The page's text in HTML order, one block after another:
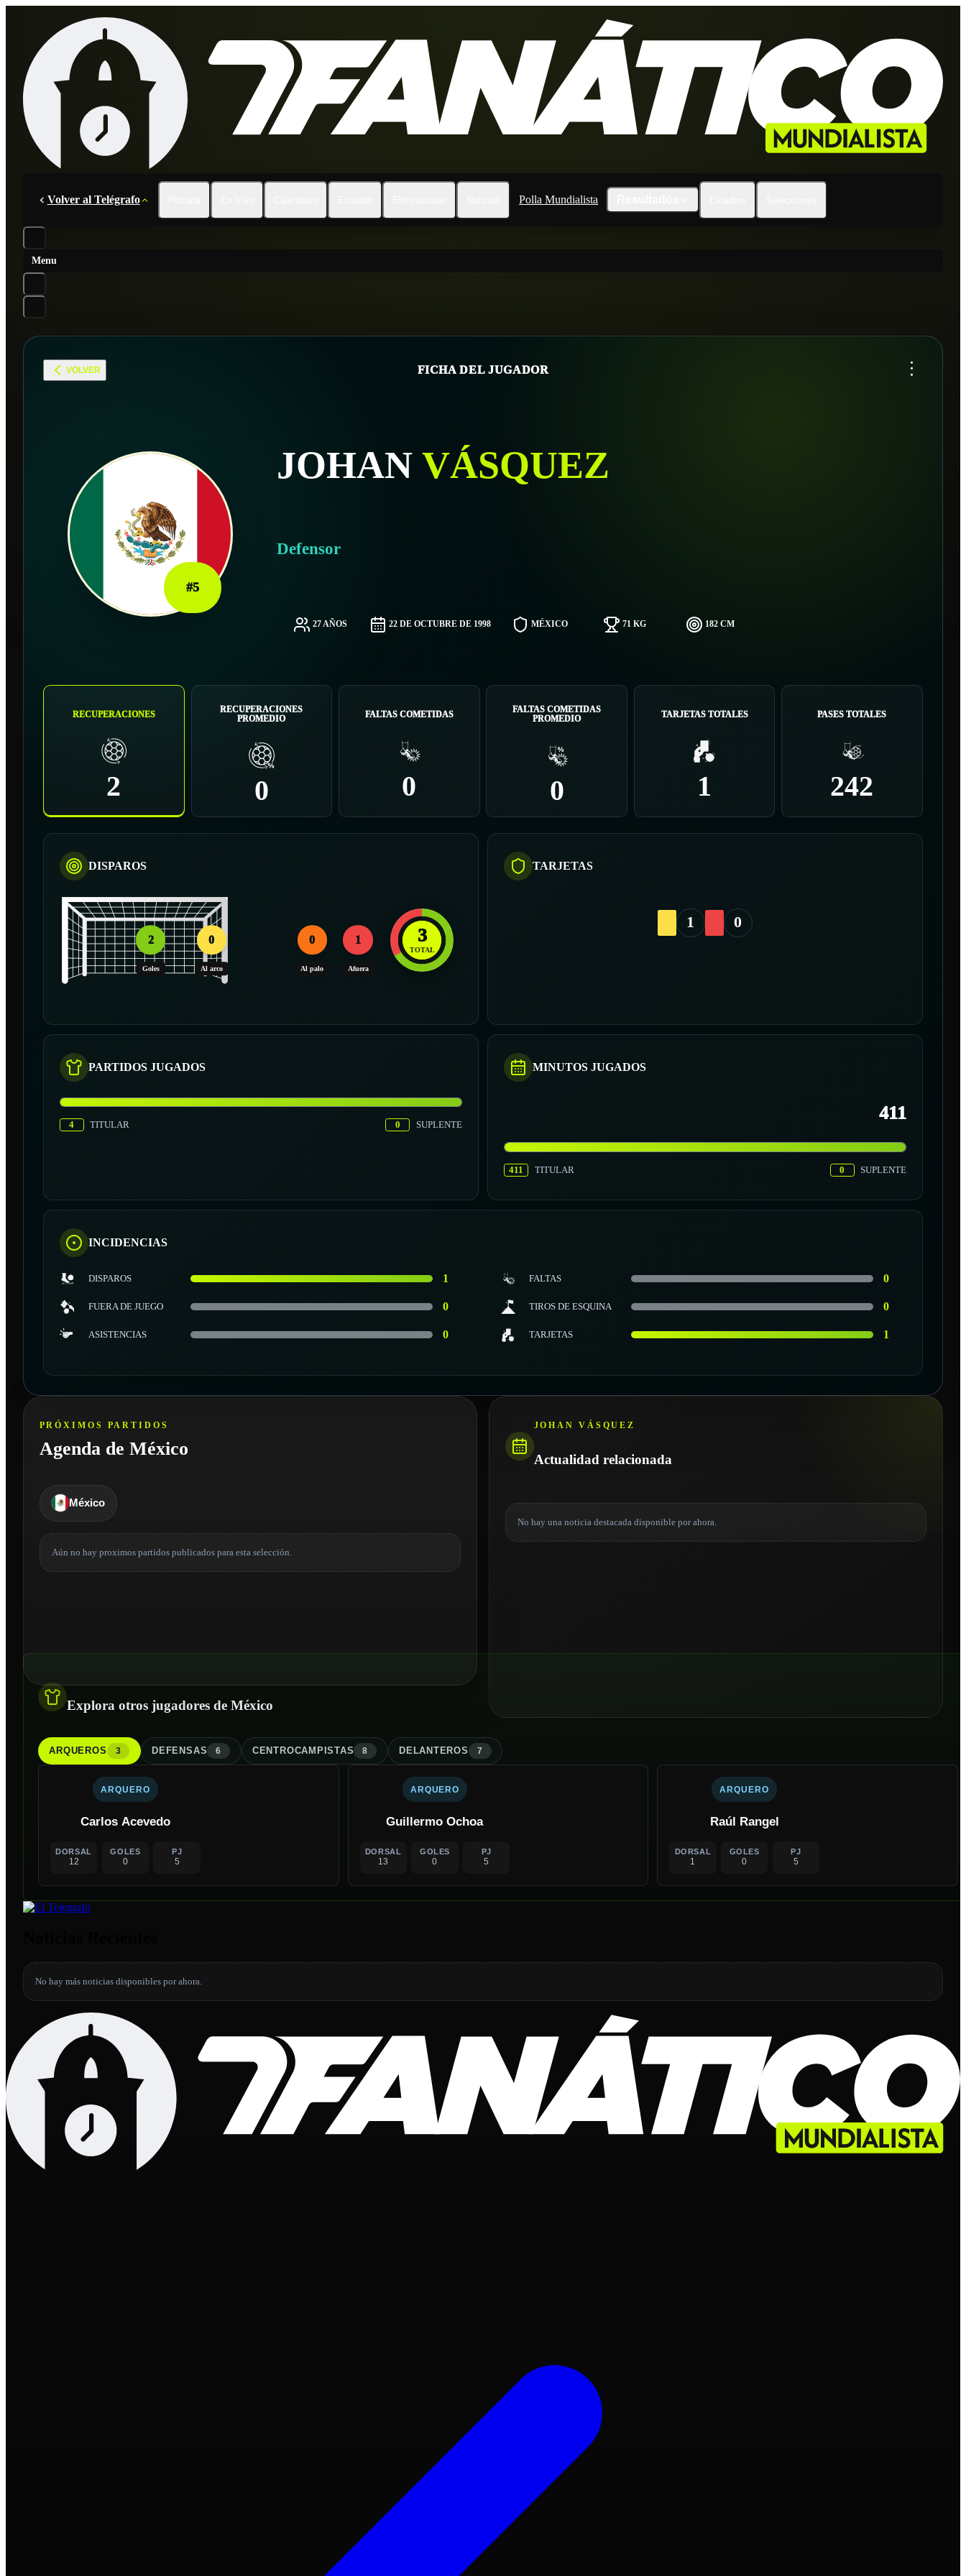
Volver al Telégrafo Polla Mundialista
Menu
VOLVER FICHA DEL JUGADOR ...
#5
JOHAN VÁSQUEZ
Defensor
27 AÑOS 22 DE OCTUBRE DE 1998 MÉXICO 71 KG 182 CM
RECUPERACIONES
2
RECUPERACIONES
PROMEDIO
0
FALTAS COMETIDAS
0
FALTAS COMETIDAS
PROMEDIO
0
TARJETAS TOTALES
1
PASES TOTALES
242
DISPAROS
2
Goles
0
Al arco
0
Al palo
1
Afuera
3
TOTAL
TARJETAS
1 0
PARTIDOS JUGADOS
4 TITULAR 0 SUPLENTE
MINUTOS JUGADOS
411
411 TITULAR 0 SUPLENTE
INCIDENCIAS
DISPAROS 1 FALTAS 0
FUERA DE JUEGO 0 TIROS DE ESQUINA 0
ASISTENCIAS 0 TARJETAS 1
PRÓXIMOS PARTIDOS
Agenda de México
México
Aún no hay proximos partidos publicados para esta selección.
JOHAN VÁSQUEZ
Actualidad relacionada
No hay una noticia destacada disponible por ahora.
Explora otros jugadores de México
ARQUEROS 3 DEFENSAS 6 CENTROCAMPISTAS 8 DELANTEROS 7
ARQUERO
Carlos Acevedo
DORSAL
12
GOLES
0
PJ
5
ARQUERO
Guillermo Ochoa
DORSAL
13
GOLES
0
PJ
5
ARQUERO
Raúl Rangel
DORSAL
1
GOLES
0
PJ
5
No hay más noticias disponibles por ahora.